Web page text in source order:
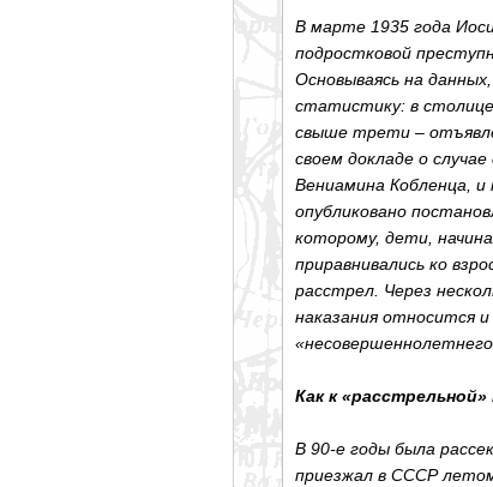
В марте 1935 года
подростковой
Основываясь на
статистику: в
свыше трети –
своем докладе о
Вениамина Кобленца,
опубликовано
которому, дети,
приравнивались ко
расстрел. Через
наказания относится
Как к
В 90-е годы была
приезжал в СССР летом